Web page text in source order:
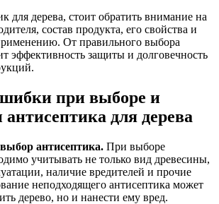
для дерева, стоит обратить внимание на
состав продукта, его свойства и
От правильного выбора
эффективность защиты и долговечность
при выборе и
для дерева
антисептика. При выборе
учитывать не только вид древесины,
наличие вредителей и прочие
неподходящего антисептика может
дерево, но и нанести ему вред.